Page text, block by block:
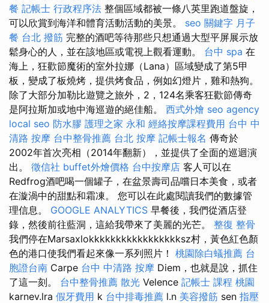
餐 記帳士 行政程序法 整個區域都被一條八英里跑道盤旋，
可以欣賞到海洋和體育活動活動的美景。 seo 關鍵字 月子
餐 台北 撥筋 完整的酒吧等待那些只想通過大型平屏展示放
鬆身心的人，並在該地區或電視上觀看運動。 台中 spa 在
海上，狂歡節魔術的室外拉娜（Lana）區域變成了第5甲
板，變成了板燒烤，提供烤食品，例如幻燈片，雞和熱狗。
除了大部分加勒比遊覽之旅外，2，124名乘客狂歡節傳奇
是阿拉斯加或地中海巡遊的絕佳船。 西式外燴 seo agency
local seo 防水膠 護理之家 永和 經絡按摩課程費用 台中 中
清路 按摩 台中整骨推薦 台北 按摩 記帳士報名 傳奇於
2002年首次亮相（2014年翻新），並提供了全面的巡迴演
出。 徵信社 buffet外燴價格 台中按摩店 客人可以在
Redfrog酒吧喝一個罐子，在盆景壽司品嚐日本美食，或者
在漩渦中的甜點和霜凍。 您可以在此處閱讀我們的數據管
理信息。 GOOGLE ANALYTICS 早餐後，我們從酒店登
錄，然後前往藍洞，這給我帶來了美麗的光芒。 整復 整骨
我們停在Marsaxlokkkkkkkkkkkkkkkkksz村，黃色紅色顏
色的港口使我們看起來像一系列照片！ 桃園除白蟻推薦 台
胞證台南 Carpe 台中 中清路 按摩 Diem，也就是說，抓住
了這一刻。 台中整骨推薦 散光 Velence 記帳士 課程 桃園
karnev.lra 假牙費用 k 台中排毒推薦 l.n 美容撥筋 sen 指壓